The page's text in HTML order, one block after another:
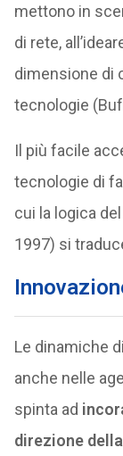
mettono in
di rete,
dimensione di
tecnologie
Il più facile
tecnologie di
cui la logica
1997) si
Le dinamiche
anche nelle
spinta ad
direzione